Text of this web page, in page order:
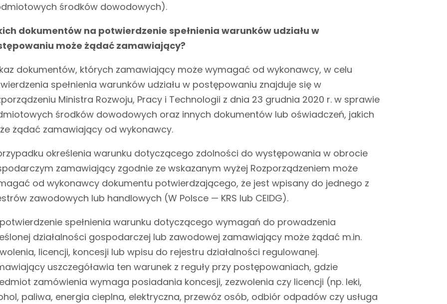
środków dowodowych).
dokumentów na potwierdzenie spełnienia warunków udziału w
może żądać zamawiający?
dokumentów, których zamawiający może wymagać od wykonawcy, w celu
spełnienia warunków udziału w postępowaniu znajduje się w
Ministra Rozwoju, Pracy i Technologii z dnia 23 grudnia 2020 r. w sprawie
środków dowodowych oraz innych dokumentów lub oświadczeń, jakich
żądać zamawiający od wykonawcy.
określenia warunku dotyczącego zdolności do występowania w obrocie
zamawiający zgodnie ze wskazanym wyżej Rozporządzeniem może
od wykonawcy dokumentu potwierdzającego, że jest wpisany do jednego z
zawodowych lub handlowych (W Polsce — KRS lub CEIDG).
spełnienia warunku dotyczącego wymagań do prowadzenia
działalności gospodarczej lub zawodowej zamawiający może żądać m.in.
licencji, koncesji lub wpisu do rejestru działalności regulowanej.
uszczegóławia ten warunek z reguły przy postępowaniach, gdzie
zamówienia wymaga posiadania koncesji, zezwolenia czy licencji (np. leki,
paliwa, energia cieplna, elektryczna, przewóz osób, odbiór odpadów czy usługa